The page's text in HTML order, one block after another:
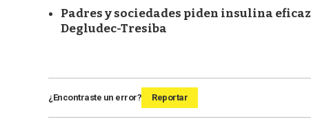
Padres y sociedades piden insulina
Degludec-Tresiba
¿Encontraste un error? Reportar